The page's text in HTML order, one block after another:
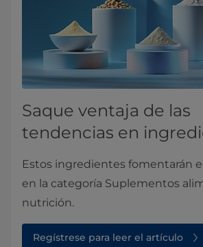
Saque ventaja de las
tendencias en
Estos ingredientes fomentarán
en la categoría Suplementos
nutrición.
Regístrese para leer el artículo